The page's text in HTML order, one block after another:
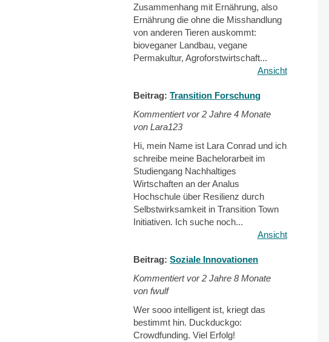
Zusammenhang mit Ernährung, also
Ernährung die ohne die Misshandlung
von anderen Tieren auskommt:
bioveganer Landbau, vegane
Permakultur, Agroforstwirtschaft...
Ansicht
Beitrag:Transition Forschung
Kommentiert vor2 Jahre 4 Monate
von Lara123
Hi, mein Name ist Lara Conrad und ich
schreibe meine Bachelorarbeit im
Studiengang Nachhaltiges
Wirtschaften an der Analus
Hochschule über Resilienz durch
Selbstwirksamkeit in Transition Town
Initiativen. Ich suche noch...
Ansicht
Beitrag:Soziale Innovationen
Kommentiert vor2 Jahre 8 Monate
von fwulf
Wer sooo intelligent ist, kriegt das
bestimmt hin. Duckduckgo:
Crowdfunding. Viel Erfolg!